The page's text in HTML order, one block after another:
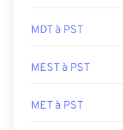
MDT à PST
MEST à PST
MET à PST